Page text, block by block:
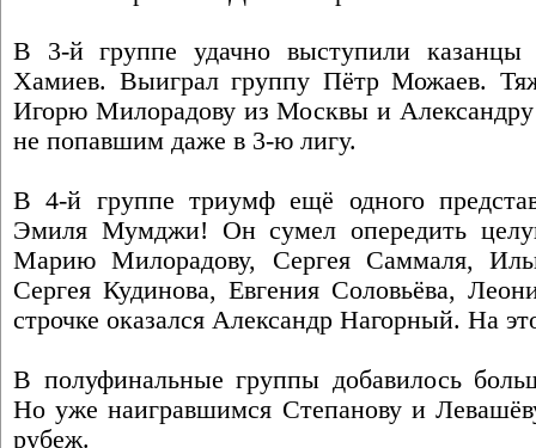
В 3-й группе удачно выступили
Хамиев. Выиграл группу Пётр Можаев.
Игорю Милорадову из Москвы и Александру
не попавшим даже в 3-ю лигу.
В 4-й группе триумф ещё одного
Эмиля Мумджи! Он сумел опередить
Марию Милорадову, Сергея Саммаля,
Сергея Кудинова, Евгения Соловьёва,
строчке оказался Александр Нагорный. На
В полуфинальные группы добавилось
Но уже наигравшимся Степанову и
рубеж.